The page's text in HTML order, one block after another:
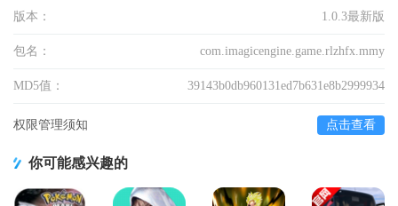
版本： 1.0.3最新版
包名： com.imagicengine.game.rlzhfx.mmy
MD5值： 39143b0db960131ed7b631e8b2999934
权限管理须知 点击查看
你可能感兴趣的